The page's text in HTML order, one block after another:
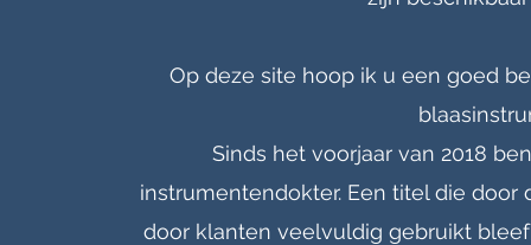
Op deze site hoop ik u een goed
Sinds het voorjaar van 2018
instrumentendokter. Een titel die
door klanten veelvuldig gebruikt